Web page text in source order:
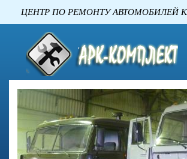
ЦЕНТР ПО РЕМОНТУ